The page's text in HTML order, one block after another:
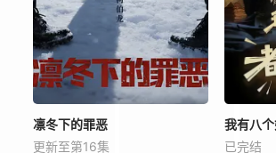
凛冬下的罪恶
更新至第16集
已完结